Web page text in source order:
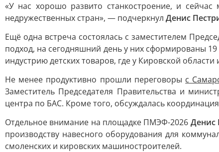
«У нас хорошо развито станкостроение, и
недружественных стран», — подчеркнул Денис
Ещё одна встреча состоялась с заместителем
подход, на сегодняшний день у них сформированы
индустрию детских товаров, где у Кировской
Не менее продуктивно прошли переговоры с
Заместитель Председателя Правительства и
центра по БАС. Кроме того, обсуждалась
Отдельное внимание на площадке ПМЭФ-2026 Денис
производству навесного оборудования для
смоленских и кировских машиностроителей.